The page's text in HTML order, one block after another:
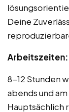
Deine
Arbeitszeiten:
8-12 Stunden
abends und
Hauptsächlich